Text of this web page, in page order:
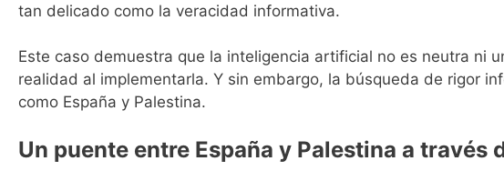
tan delicado como la veracidad informativa.
Este caso demuestra que la inteligencia artificial no es neutra ni
realidad al implementarla. Y sin embargo, la búsqueda de rigor
como España y Palestina.
Un puente entre España y Palestina a través